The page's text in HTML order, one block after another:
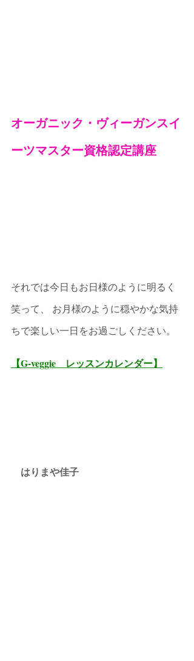
オーガニック・ヴィーガンスイ
ーツマスター資格認定講座
それでは今日もお日様のように明るく
笑って、 お月様のように穏やかな気持
ちで楽しい一日をお過ごしください。
【G-veggie　レッスンカレンダー】
はりまや佳子